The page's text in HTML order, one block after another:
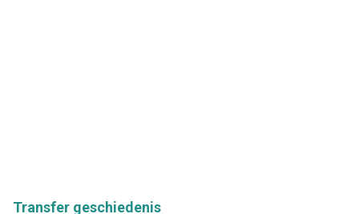
Transfer geschiedenis